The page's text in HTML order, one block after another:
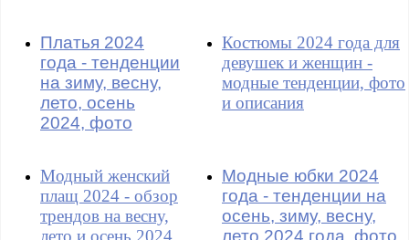
Платья 2024
года - тенденции
на зиму, весну,
лето, осень
2024, фото
Костюмы 2024 года для
девушек и женщин -
модные тенденции, фото
и описания
Модный женский
плащ 2024 - обзор
трендов на весну,
лето и осень 2024
Модные юбки 2024
года - тенденции на
осень, зиму, весну,
лето 2024 года, фото